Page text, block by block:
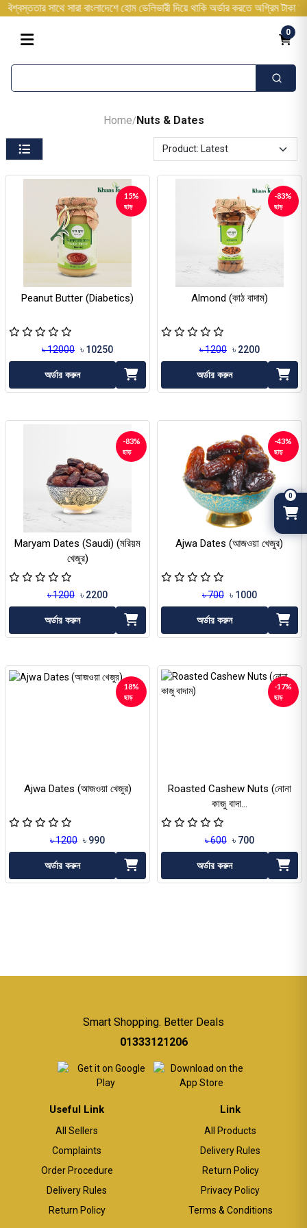
সাথে সারা বাংলাদেশে হোম ডেলিভারী দিয়ে থাকি অর্ডার করতে অগ্রিম টাকা দিতে
0
Home/Nuts & Dates
15%
ছাড়
Peanut Butter (Diabetics)
৳ 12000 ৳ 10250
অর্ডার করুন
-83%
ছাড়
Almond (কাঠ বাদাম)
৳ 1200 ৳ 2200
অর্ডার করুন
-83%
ছাড়
Maryam Dates (Saudi) (মরিয়ম
খেজুর)
৳ 1200 ৳ 2200
অর্ডার করুন
-43%
ছাড়
Ajwa Dates (আজওয়া খেজুর)
৳ 700 ৳ 1000
অর্ডার করুন
18%
ছাড়
Ajwa Dates (আজওয়া খেজুর)
৳ 1200 ৳ 990
অর্ডার করুন
-17%
ছাড়
Roasted Cashew Nuts (নোনা
কাজু বাদা...
৳ 600 ৳ 700
অর্ডার করুন
Smart Shopping. Better Deals
01333121206
Useful Link
All Sellers
Complaints
Order Procedure
Delivery Rules
Return Policy
Link
All Products
Delivery Rules
Return Policy
Privacy Policy
Terms & Conditions
0